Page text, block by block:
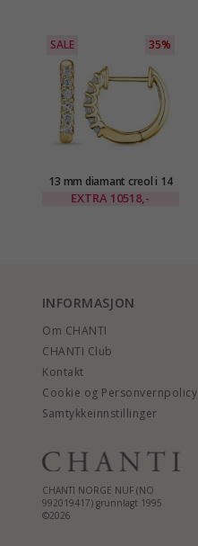
SALE 35%
13 mm diamant creol i 14
karat gull med diamant
EXTRA 10518,-
INFORMASJON
Om CHANTI
CHANTI Club
Kontakt
Cookie og Personvernpolicy
Samtykkeinnstillinger
CHANTI NORGE NUF (NO
992019417) grunnlagt 1995
©2026